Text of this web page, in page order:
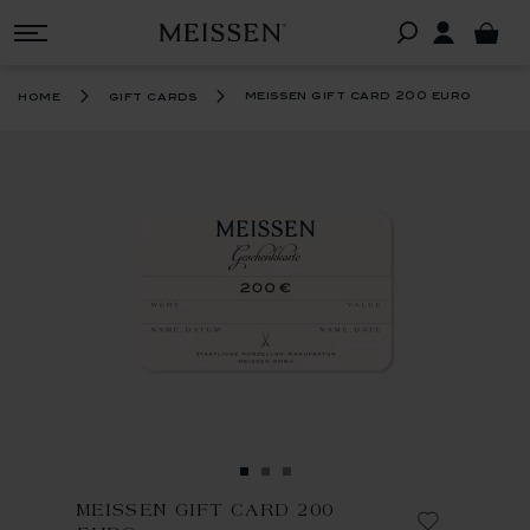
home gift cards meissen gift card 200 euro
MEISSEN GIFT CARD 200